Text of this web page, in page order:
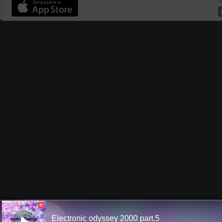
П
Electronic odyssey 2000 part.5